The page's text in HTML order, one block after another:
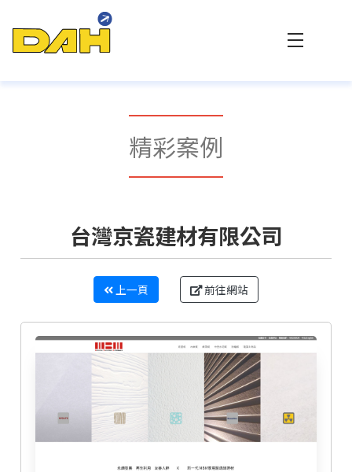
精彩案例
台灣京瓷建材有限公司
上一頁 前往網站